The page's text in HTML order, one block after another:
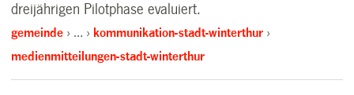
dreijährigen Pilotphase evaluiert.
gemeinde …
kommunikation-stadt-winterthur
medienmitteilungen-stadt-winterthur